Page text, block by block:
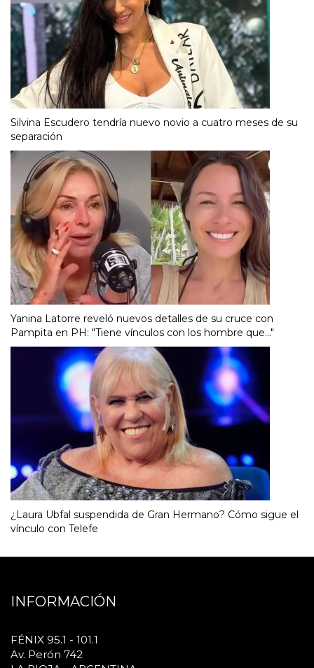
Silvina Escudero tendría nuevo novio a cuatro meses de su
separación
Yanina Latorre reveló nuevos detalles de su cruce con
Pampita en PH: "Tiene vínculos con los hombre que..."
¿Laura Ubfal suspendida de Gran Hermano? Cómo sigue el
vínculo con Telefe
INFORMACIÓN
FÉNIX 95.1 - 101.1
Av. Perón 742